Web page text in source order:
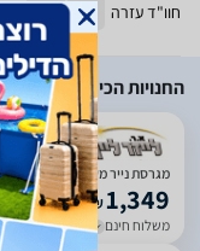
חוו"ד עזרה
החנויות הכי זולות
מגרסת נייר משרדית קטנה Fellowes LX221
₪1,349
משלוח חינם עד 3 ימי עסקים